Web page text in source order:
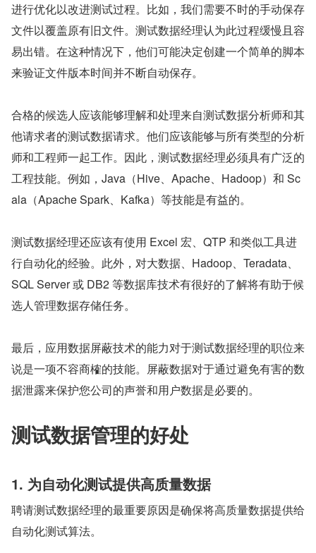
进行优化以改进测试过程。比如，我们需要不时的手动保存
文件以覆盖原有旧文件。测试数据经理认为此过程缓慢且容
易出错。在这种情况下，他们可能决定创建一个简单的脚本
来验证文件版本时间并不断自动保存。
合格的候选人应该能够理解和处理来自测试数据分析师和其
他请求者的测试数据请求。他们应该能够与所有类型的分析
师和工程师一起工作。因此，测试数据经理必须具有广泛的
工程技能。例如，Java（Hive、Apache、Hadoop）和 Sc
ala（Apache Spark、Kafka）等技能是有益的。
测试数据经理还应该有使用 Excel 宏、QTP 和类似工具进
行自动化的经验。此外，对大数据、Hadoop、Teradata、
SQL Server 或 DB2 等数据库技术有很好的了解将有助于候
选人管理数据存储任务。
最后，应用数据屏蔽技术的能力对于测试数据经理的职位来
说是一项不容商榷的技能。屏蔽数据对于通过避免有害的数
据泄露来保护您公司的声誉和用户数据是必要的。
测试数据管理的好处
1. 为自动化测试提供高质量数据
聘请测试数据经理的最重要原因是确保将高质量数据提供给
自动化测试算法。